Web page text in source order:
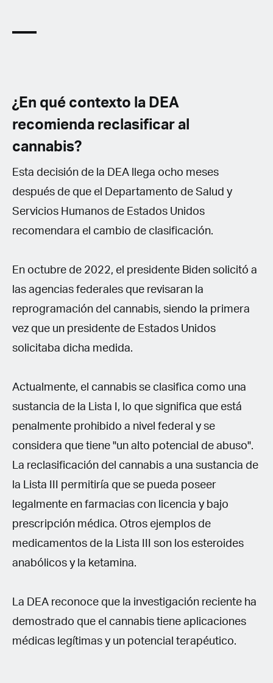
¿En qué contexto la DEA
recomienda reclasificar al
cannabis?
Esta decisión de la DEA llega ocho meses
después de que el Departamento de Salud y
Servicios Humanos de Estados Unidos
recomendara el cambio de clasificación.
En octubre de 2022, el presidente Biden solicitó a
las agencias federales que revisaran la
reprogramación del cannabis, siendo la primera
vez que un presidente de Estados Unidos
solicitaba dicha medida.
Actualmente, el cannabis se clasifica como una
sustancia de la Lista I, lo que significa que está
penalmente prohibido a nivel federal y se
considera que tiene "un alto potencial de abuso".
La reclasificación del cannabis a una sustancia de
la Lista III permitiría que se pueda poseer
legalmente en farmacias con licencia y bajo
prescripción médica. Otros ejemplos de
medicamentos de la Lista III son los esteroides
anabólicos y la ketamina.
La DEA reconoce que la investigación reciente ha
demostrado que el cannabis tiene aplicaciones
médicas legítimas y un potencial terapéutico.